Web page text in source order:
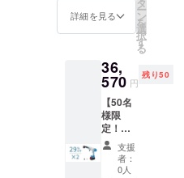
きノズ
ル×1 日
ズル×1
機ノズ
ル×1 洗
剤タン
クノズ
ル×1 エ
アダス
ターノ
ズル×1
空気入
価
格:51,5
00円
込） ※
送料無
料（日
本国内
限定）
内容
物： 本
体×2 充
電器×2
詳細を見る ー
ン
を
選
択
す
る
36,
570 円
残り50
【50名
様限
定！早
割
29％OF
F !】多
支援
者：
0人